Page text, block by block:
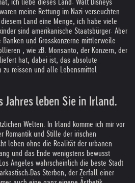
ich liebe dieses Land. Walt Disneys
meine Rettung im Nazi-verseuchten
Land eine Menge, ich habe viele
sind amerikanische Staatsbürger. Aber
und Grosskonzerne mittlerweile
, wie zB. Monsanto, der Konzern, der
hat, dabei ist, das absolute
zu reissen und alle Lebensmittel
Jahres leben Sie in Irland.
Welten. In Irland komme ich mir vor
Romantik und Stille der irischen
leben ohne die Realität der urbanen
und das Ende wenigstens bewusst
Angeles wahrscheinlich die beste Stadt
Das Sterben, der Zerfall einer